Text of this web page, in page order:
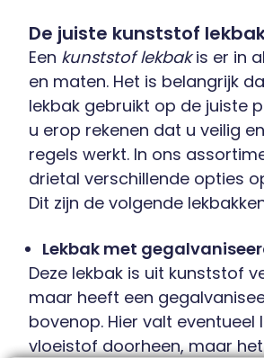
De juiste kunststof
Een kunststof lekbak is er in
en maten. Het is belangrijk
lekbak gebruikt op de juiste
u erop rekenen dat u veilig
regels werkt. In ons
drietal verschillende opties
Dit zijn de volgende
Lekbak met
Deze lekbak is uit kunststof
maar heeft een
bovenop. Hier valt eventueel
vloeistof doorheen, maar